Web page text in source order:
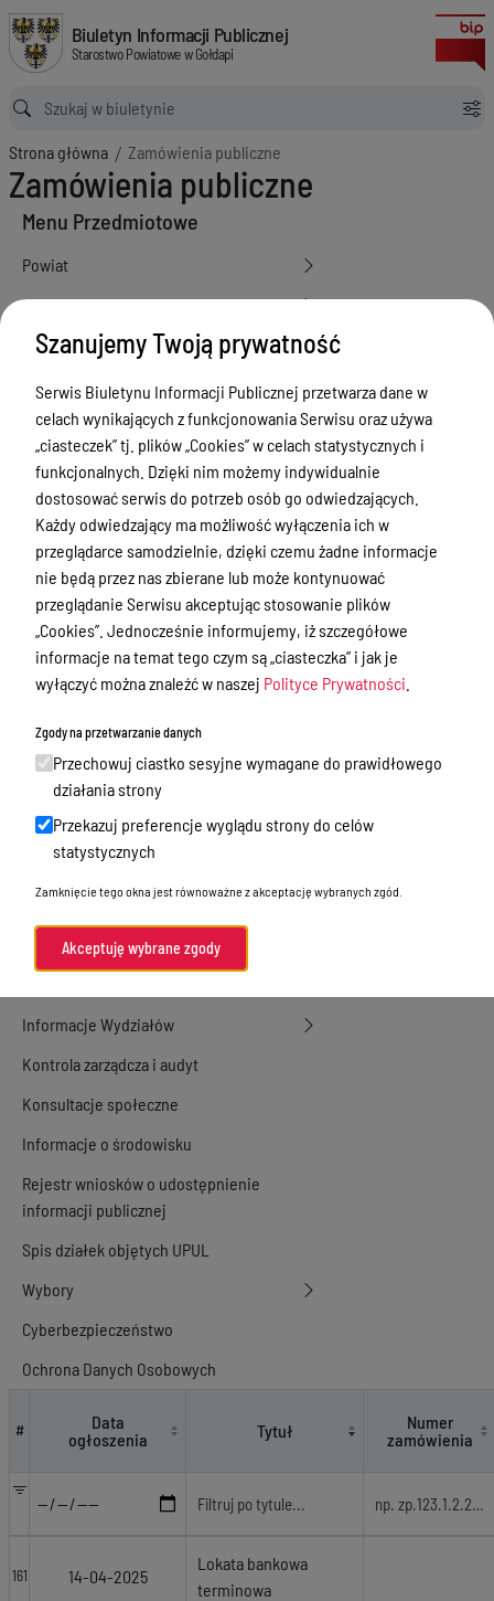
Zamówienia publiczne
Biuletyn Informacji Publicznej Starostwo Powiatowe w Gołdapi
Biuletyn Informacji Publicznej
Starostwo Powiatowe w Gołdapi
Ścieżka powrotu
Strona główna Zamówienia publiczne
Zamówienia publiczne
Menu Przedmiotowe
Powiat
Rada Powiatu
Zarząd Powiatu
Starostwo Powiatowe
Petycje
Oświadczenia majątkowe
Zamówienia publiczne
Praca w Starostwie
Akty prawne
Informacje, konkursy, ogłoszenia
Plan postępowań o udzielenie
zamówień publicznych
Menu Podmiotowe
Nieodpłatna Pomoc Prawna w Powiecie
Gołdapskim
Wykazy danych o dokumentach
i jego ochronie
Audyty i kontrole
Informacje Wydziałów
Kontrola zarządcza i audyt
Konsultacje społeczne
Informacje o środowisku
Rejestr wniosków o udostępnienie
informacji publicznej
Spis działek objętych UPUL
Wybory
Cyberbezpieczeństwo
Ochrona Danych Osobowych
#
Data
ogłoszenia
Tytuł
Numer
zamówienia
161 14-04-2025
Lokata bankowa
terminowa
Szanujemy Twoją prywatność
Serwis Biuletynu Informacji Publicznej przetwarza dane w
celach wynikających z funkcjonowania Serwisu oraz używa
„ciasteczek” tj. plików „Cookies” w celach statystycznych i
funkcjonalnych. Dzięki nim możemy indywidualnie
dostosować serwis do potrzeb osób go odwiedzających.
Każdy odwiedzający ma możliwość wyłączenia ich w
przeglądarce samodzielnie, dzięki czemu żadne informacje
nie będą przez nas zbierane lub może kontynuować
przeglądanie Serwisu akceptując stosowanie plików
„Cookies”. Jednocześnie informujemy, iż szczegółowe
informacje na temat tego czym są „ciasteczka” i jak je
wyłączyć można znaleźć w naszej Polityce Prywatności
Zgody na przetwarzanie danych
Przechowuj ciastko sesyjne wymagane do prawidłowego
działania strony
Przekazuj preferencje wyglądu strony do celów
statystycznych
Zamknięcie tego okna jest równoważne z akceptację wybranych zgód.
Akceptuję wybrane zgody